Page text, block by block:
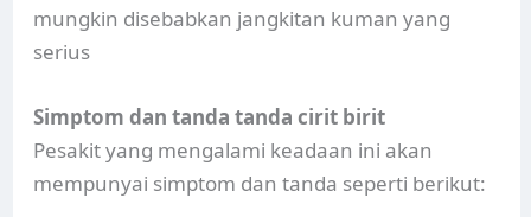
mungkin disebabkan jangkitan kuman yang
serius
Simptom dan tanda tanda cirit birit
Pesakit yang mengalami keadaan ini akan
mempunyai simptom dan tanda seperti berikut: